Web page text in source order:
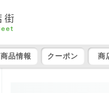
商品情報 クーポン 商